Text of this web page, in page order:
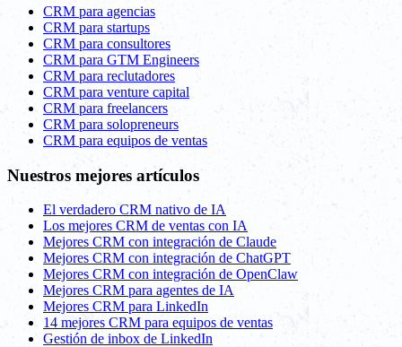
CRM para agencias
CRM para startups
CRM para consultores
CRM para GTM Engineers
CRM para reclutadores
CRM para venture capital
CRM para freelancers
CRM para solopreneurs
CRM para equipos de ventas
Nuestros mejores artículos
El verdadero CRM nativo de IA
Los mejores CRM de ventas con IA
Mejores CRM con integración de Claude
Mejores CRM con integración de ChatGPT
Mejores CRM con integración de OpenClaw
Mejores CRM para agentes de IA
Mejores CRM para LinkedIn
14 mejores CRM para equipos de ventas
Gestión de inbox de LinkedIn